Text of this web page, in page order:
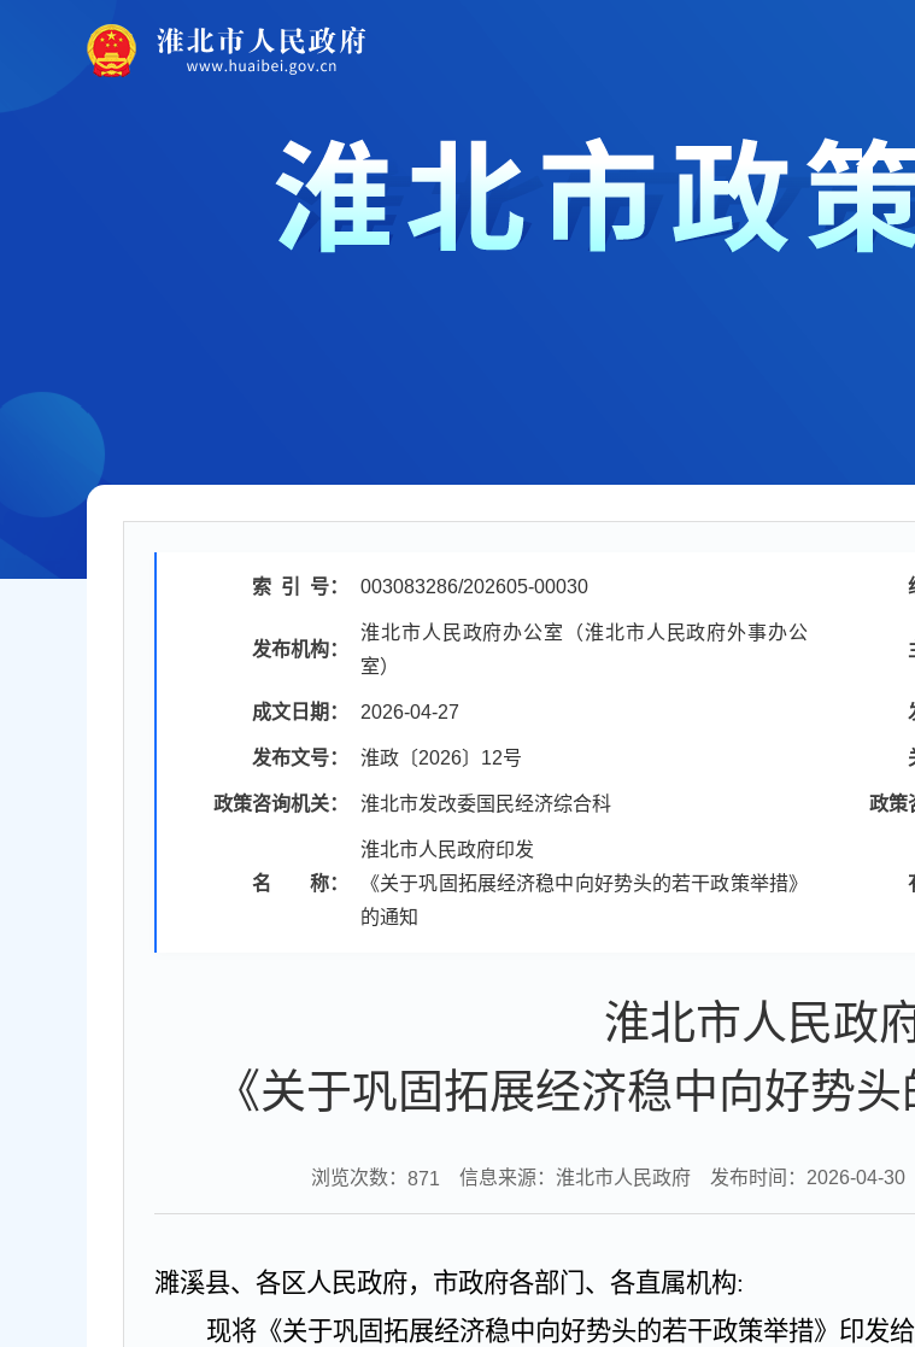
索 引 号： 003083286/202605-00030
发布机构：
淮北市人民政府办公室（淮北市人民政府外事办公
室）
成文日期： 2026-04-27
发布文号： 淮政〔2026〕12号
政策咨询机关： 淮北市发改委国民经济综合科 政策
名 称：
淮北市人民政府印发
《关于巩固拓展经济稳中向好势头的若干政策举措》
的通知
淮北市人民政
《关于巩固拓展经济稳中向好势
浏览次数： 871 信息来源：淮北市人民政府 发布时间：2026-04-30
濉溪县、各区人民政府，市政府各部门、各直属机构:
现将《关于巩固拓展经济稳中向好势头的若干政策举措》印发